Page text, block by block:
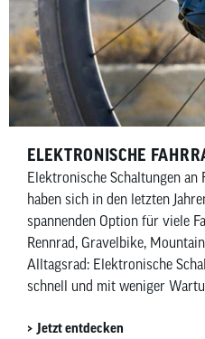
ELEKTRONISCHE
Elektronische Schaltungen an
haben sich in den letzten
spannenden Option für viele
Rennrad, Gravelbike,
Alltagsrad: Elektronische
schnell und mit weniger
(Digital Integrated Intelligence)
Jetzt entdecken